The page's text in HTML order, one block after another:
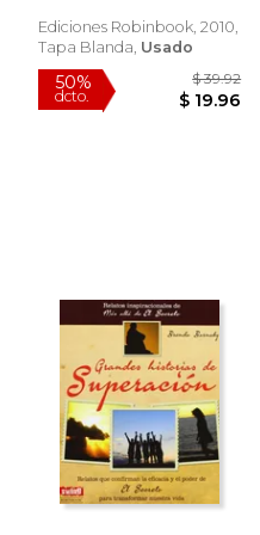
(Swing))
Ediciones Robinbook, 2010,
Tapa Blanda, Usado